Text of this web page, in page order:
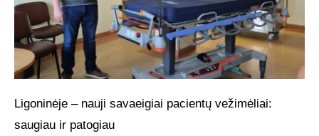
Ligoninėje – nauji savaeigiai pacientų vežimėliai:
saugiau ir patogiau